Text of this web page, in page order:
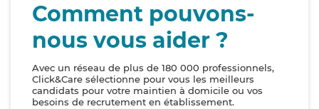
Comment pouvons-
nous vous aider ?
Avec un réseau de plus de 180 000 professionnels,
Click&Care sélectionne pour vous les meilleurs
candidats pour votre maintien à domicile ou vos
besoins de recrutement en établissement.